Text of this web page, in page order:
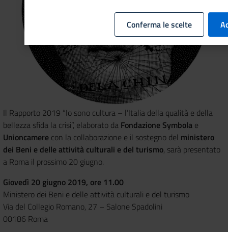
Il Rapporto 2019 “Io sono cultura – l’Italia della qualità e della
bellezza sfida la crisi”, elaborato da Fondazione Symbola e
Unioncamere con la collaborazione e il sostegno del ministero
dei Beni e delle attività culturali e del turismo, sarà presentato
a Roma il prossimo 20 giugno.
Giovedì 20 giugno 2019, ore 11.00
Ministero dei Beni e delle attività culturali e del turismo
Via del Collegio Romano, 27 – Salone Spadolini
00186 Roma
Conferma le scelte